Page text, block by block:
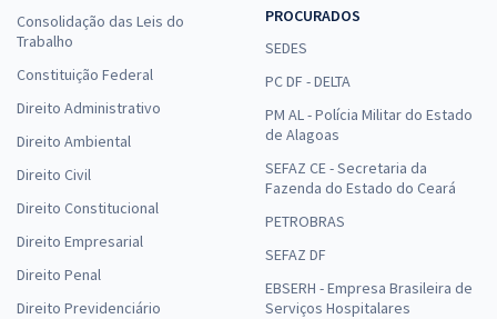
Consolidação das Leis do
Trabalho
Constituição Federal
Direito Administrativo
Direito Ambiental
Direito Civil
Direito Constitucional
Direito Empresarial
Direito Penal
Direito Previdenciário
PROCURADOS
SEDES
PC DF - DELTA
PM AL - Polícia Militar do Estado
de Alagoas
SEFAZ CE - Secretaria da
Fazenda do Estado do Ceará
PETROBRAS
SEFAZ DF
EBSERH - Empresa Brasileira de
Serviços Hospitalares